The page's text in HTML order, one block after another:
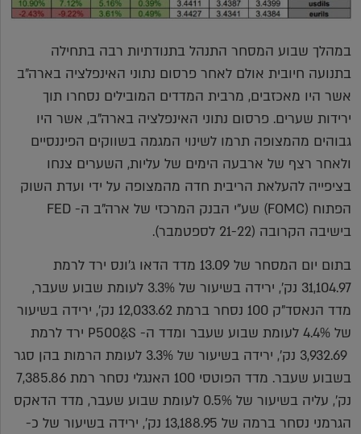
במהלך שבוע המסחר התנהל בתנודתיות רבה בתחילה
בתנועה חיובית אולם לאחר פרסום נתוני האינפלציה בארה"ב
אשר היו מאכזבים, מרבית המדדים המובילים נסחרו תוך
ירידות שערים. פרסום נתוני האינפלציה בארה"ב, אשר היו
גבוהים מהמצופה תרמו לשינוי המגמה בשווקים הפיננסיים
ולאחר רצף של ארבעה הימים של עליות, השערים צנחו
בציפייה להעלאת הריבית חדה מהמצופה על ידי ועדת השוק
הפתוח (FOMC) שע"י הבנק המרכזי של ארה"ב ה- FED
בישיבה הקרובה (21-22 לספטמבר).
בתום יום המסחר של 13.09 מדד הדאו ג'ונס ירד לרמת
31,104.97 נק', ירידה בשיעור של 3.3% לעומת שבוע שעבר,
מדד הנאסד"ק 100 נסחר ברמת 12,033.62 נק', ירידה בשיעור
של 4.4% לעומת שבוע שעבר ומדד ה- P500ַ&S ירד לרמת
3,932.69 נק', ירידה בשיעור של 3.3% לעומת הרמות בהן סגר
בשבוע שעבר. מדד הפוטסי 100 האנגלי נסחר רמת 7,385.86
נק', עליה בשיעור של 0.5% לעומת שבוע שעבר, מדד הדאקס
הגרמני נסחר ברמה של 13,188.95 נק', ירידה בשיעור של כ-